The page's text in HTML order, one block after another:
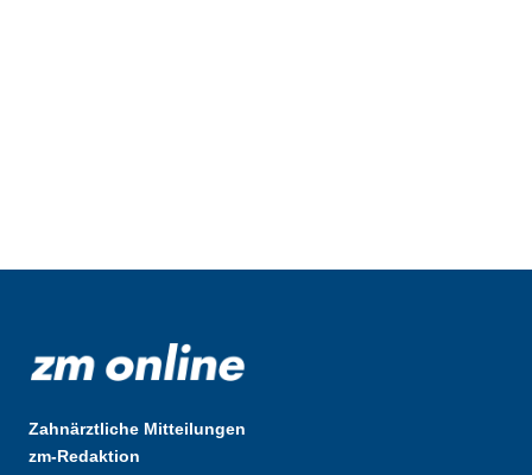
Zahnärztliche Mitteilungen
zm-Redaktion